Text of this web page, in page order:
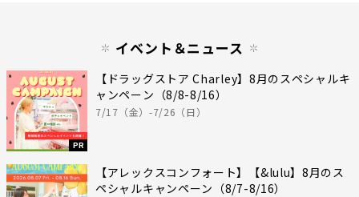
イベント＆ニュース
PR
【ドラッグストア Charley】8月のスペシャルキ
ャンペーン（8/8-8/16）
7/17（金）-7/26（日）
【アレックスコンフォート】【&lulu】8月のス
ペシャルキャンペーン（8/7-8/16）